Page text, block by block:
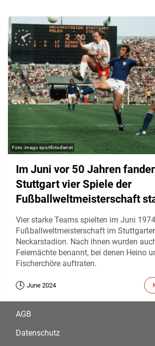
imago sportfotodienst
Im Juni vor 50 Jahren
Stuttgart vier Spiele der
Fußballweltmeisterschaft
Vier starke Teams spielten im Juni
Fußballweltmeisterschaft im Stuttgarter
Neckarstadion. Nach ihnen wurden
Feiernächte benannt, bei denen Heino
Fischerchöre auftraten.
June 2024
AGB
Datenschutz